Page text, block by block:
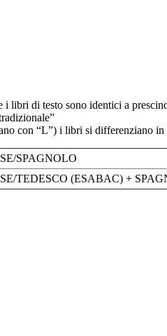
libri di testo sono identici a
con “L”) i libri si differenziano in
SPAGNOLO
TEDESCO (ESABAC) +